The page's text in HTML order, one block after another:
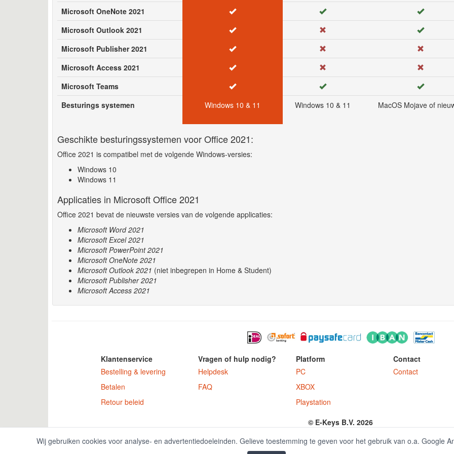
Microsoft OneNote 2021
Microsoft Outlook 2021
Microsoft Publisher 2021
Microsoft Access 2021
Microsoft Teams
Besturings systemen
Windows 10 & 11 Windows 10 & 11 MacOS Mojave of
Geschikte besturingssystemen voor Office 2021:
Office 2021 is compatibel met de volgende Windows-versies:
Windows 10
Windows 11
Applicaties in Microsoft Office 2021
Office 2021 bevat de nieuwste versies van de volgende applicaties:
Microsoft Word 2021
Microsoft Excel 2021
Microsoft PowerPoint 2021
Microsoft OneNote 2021
Microsoft Outlook 2021 (niet inbegrepen in Home & Student)
Microsoft Publisher 2021
Microsoft Access 2021
Klantenservice
Bestelling & levering
Betalen
Retour beleid
Vragen of hulp nodig?
Helpdesk
FAQ
Platform
PC
XBOX
Playstation
Contact
Contact
© E-Keys B.V. 2026
Wij gebruiken cookies voor analyse- en advertentiedoeleinden. Gelieve toestemming te geven voor het gebruik van o.a. Google